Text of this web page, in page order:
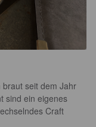
seit dem Jahr
sind ein eigenes
Craft